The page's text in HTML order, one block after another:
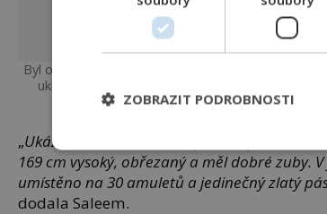
Byl objeven v roce 1881 na místě v Luxoru, kde je
ukrývali mumie králů a šlechticů, aby je
Anton Gutsunaev~commonswiki /
„Ukázalo se, že Amenhotep I. měl přibližně 35
169 cm vysoký, obřezaný a měl dobré zuby.
umístěno na 30 amuletů a jedinečný zlatý
dodala Saleem.
ZOBRAZIT PODROBNOSTI